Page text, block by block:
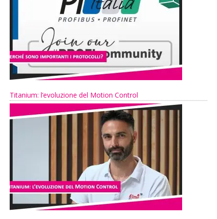
Titanium: l’evoluzione del Motion Control